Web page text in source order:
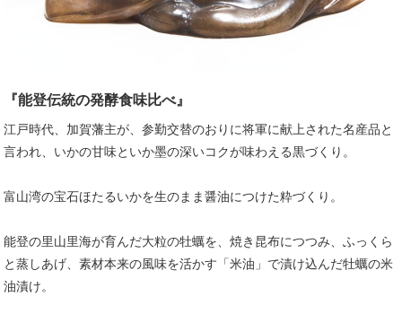
『能登伝統の発酵食味比べ』
江戸時代、加賀藩主が、参勤交替のおりに将軍に献上された名産品と
言われ、いかの甘味といか墨の深いコクが味わえる黒づくり。
富山湾の宝石ほたるいかを生のまま醤油につけた粋づくり。
能登の里山里海が育んだ大粒の牡蠣を、焼き昆布につつみ、ふっくら
と蒸しあげ、素材本来の風味を活かす「米油」で漬け込んだ牡蠣の米
油漬け。